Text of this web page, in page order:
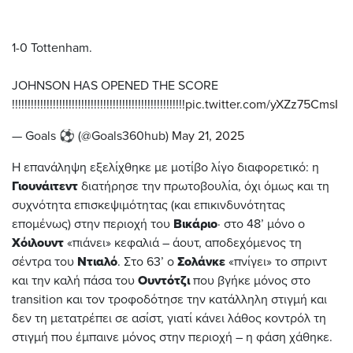
1-0 Tottenham.
JOHNSON HAS OPENED THE SCORE
!!!!!!!!!!!!!!!!!!!!!!!!!!!!!!!!!!!!!!!!!!!!!!!!!!!!!!!pic.twitter.com/yXZz75CmsI
— Goals ⚽ (@Goals360hub) May 21, 2025
Η επανάληψη εξελίχθηκε με μοτίβο λίγο διαφορετικό: η
Γιουνάιτεντ διατήρησε την πρωτοβουλία, όχι όμως και τη
συχνότητα επισκεψιμότητας (και επικινδυνότητας
επομένως) στην περιοχή του Βικάριο· στο 48’ μόνο ο
Χόιλουντ «πιάνει» κεφαλιά – άουτ, αποδεχόμενος τη
σέντρα του Ντιαλό. Στο 63’ ο Σολάνκε «πνίγει» το σπριντ
και την καλή πάσα του Ουντότζιπου βγήκε μόνος στο
transition και τον τροφοδότησε την κατάλληλη στιγμή και
δεν τη μετατρέπει σε ασίστ, γιατί κάνει λάθος κοντρόλ τη
στιγμή που έμπαινε μόνος στην περιοχή – η φάση χάθηκε.